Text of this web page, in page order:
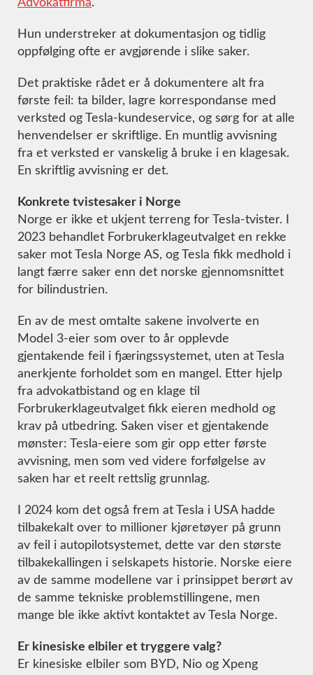
Advokatfirma.
Hun understreker at dokumentasjon og tidlig
oppfølging ofte er avgjørende i slike saker.
Det praktiske rådet er å dokumentere alt fra
første feil: ta bilder, lagre korrespondanse med
verksted og Tesla-kundeservice, og sørg for at alle
henvendelser er skriftlige. En muntlig avvisning
fra et verksted er vanskelig å bruke i en klagesak.
En skriftlig avvisning er det.
Konkrete tvistesaker i Norge
Norge er ikke et ukjent terreng for Tesla-tvister. I
2023 behandlet Forbrukerklageutvalget en rekke
saker mot Tesla Norge AS, og Tesla fikk medhold i
langt færre saker enn det norske gjennomsnittet
for bilindustrien.
En av de mest omtalte sakene involverte en
Model 3-eier som over to år opplevde
gjentakende feil i fjæringssystemet, uten at Tesla
anerkjente forholdet som en mangel. Etter hjelp
fra advokatbistand og en klage til
Forbrukerklageutvalget fikk eieren medhold og
krav på utbedring. Saken viser et gjentakende
mønster: Tesla-eiere som gir opp etter første
avvisning, men som ved videre forfølgelse av
saken har et reelt rettslig grunnlag.
I 2024 kom det også frem at Tesla i USA hadde
tilbakekalt over to millioner kjøretøyer på grunn
av feil i autopilotsystemet, dette var den største
tilbakekallingen i selskapets historie. Norske eiere
av de samme modellene var i prinsippet berørt av
de samme tekniske problemstillingene, men
mange ble ikke aktivt kontaktet av Tesla Norge.
Er kinesiske elbiler et tryggere valg?
Er kinesiske elbiler som BYD, Nio og Xpeng